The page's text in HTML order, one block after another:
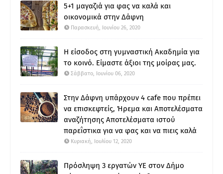
5+1 μαγαζιά για φας να καλά και
οικονομικά στην Δάφνη
Παρασκευή, Ιουνίου 26, 2020
Η είσοδος στη γυμναστική Ακαδημία για
το κοινό. Είμαστε άξιοι της μοίρας μας.
Σάββατο, Ιουνίου 06, 2020
Στην Δάφνη υπάρχουν 4 cafe που πρέπει
να επισκεφτείς, Ήρεμα και Αποτελέσματα
αναζήτησης Αποτελέσματα ιστού
παρεΐστικα για να φας και να πιεις καλά
Κυριακή, Ιουλίου 12, 2020
Πρόσληψη 3 εργατών ΥΕ στον Δήμο